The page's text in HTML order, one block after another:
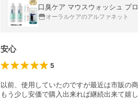
口臭ケア マウスウォッシュ プ
オーラルケアのアルファネット
安心
5
以前、使用していたのですが最近は市販の